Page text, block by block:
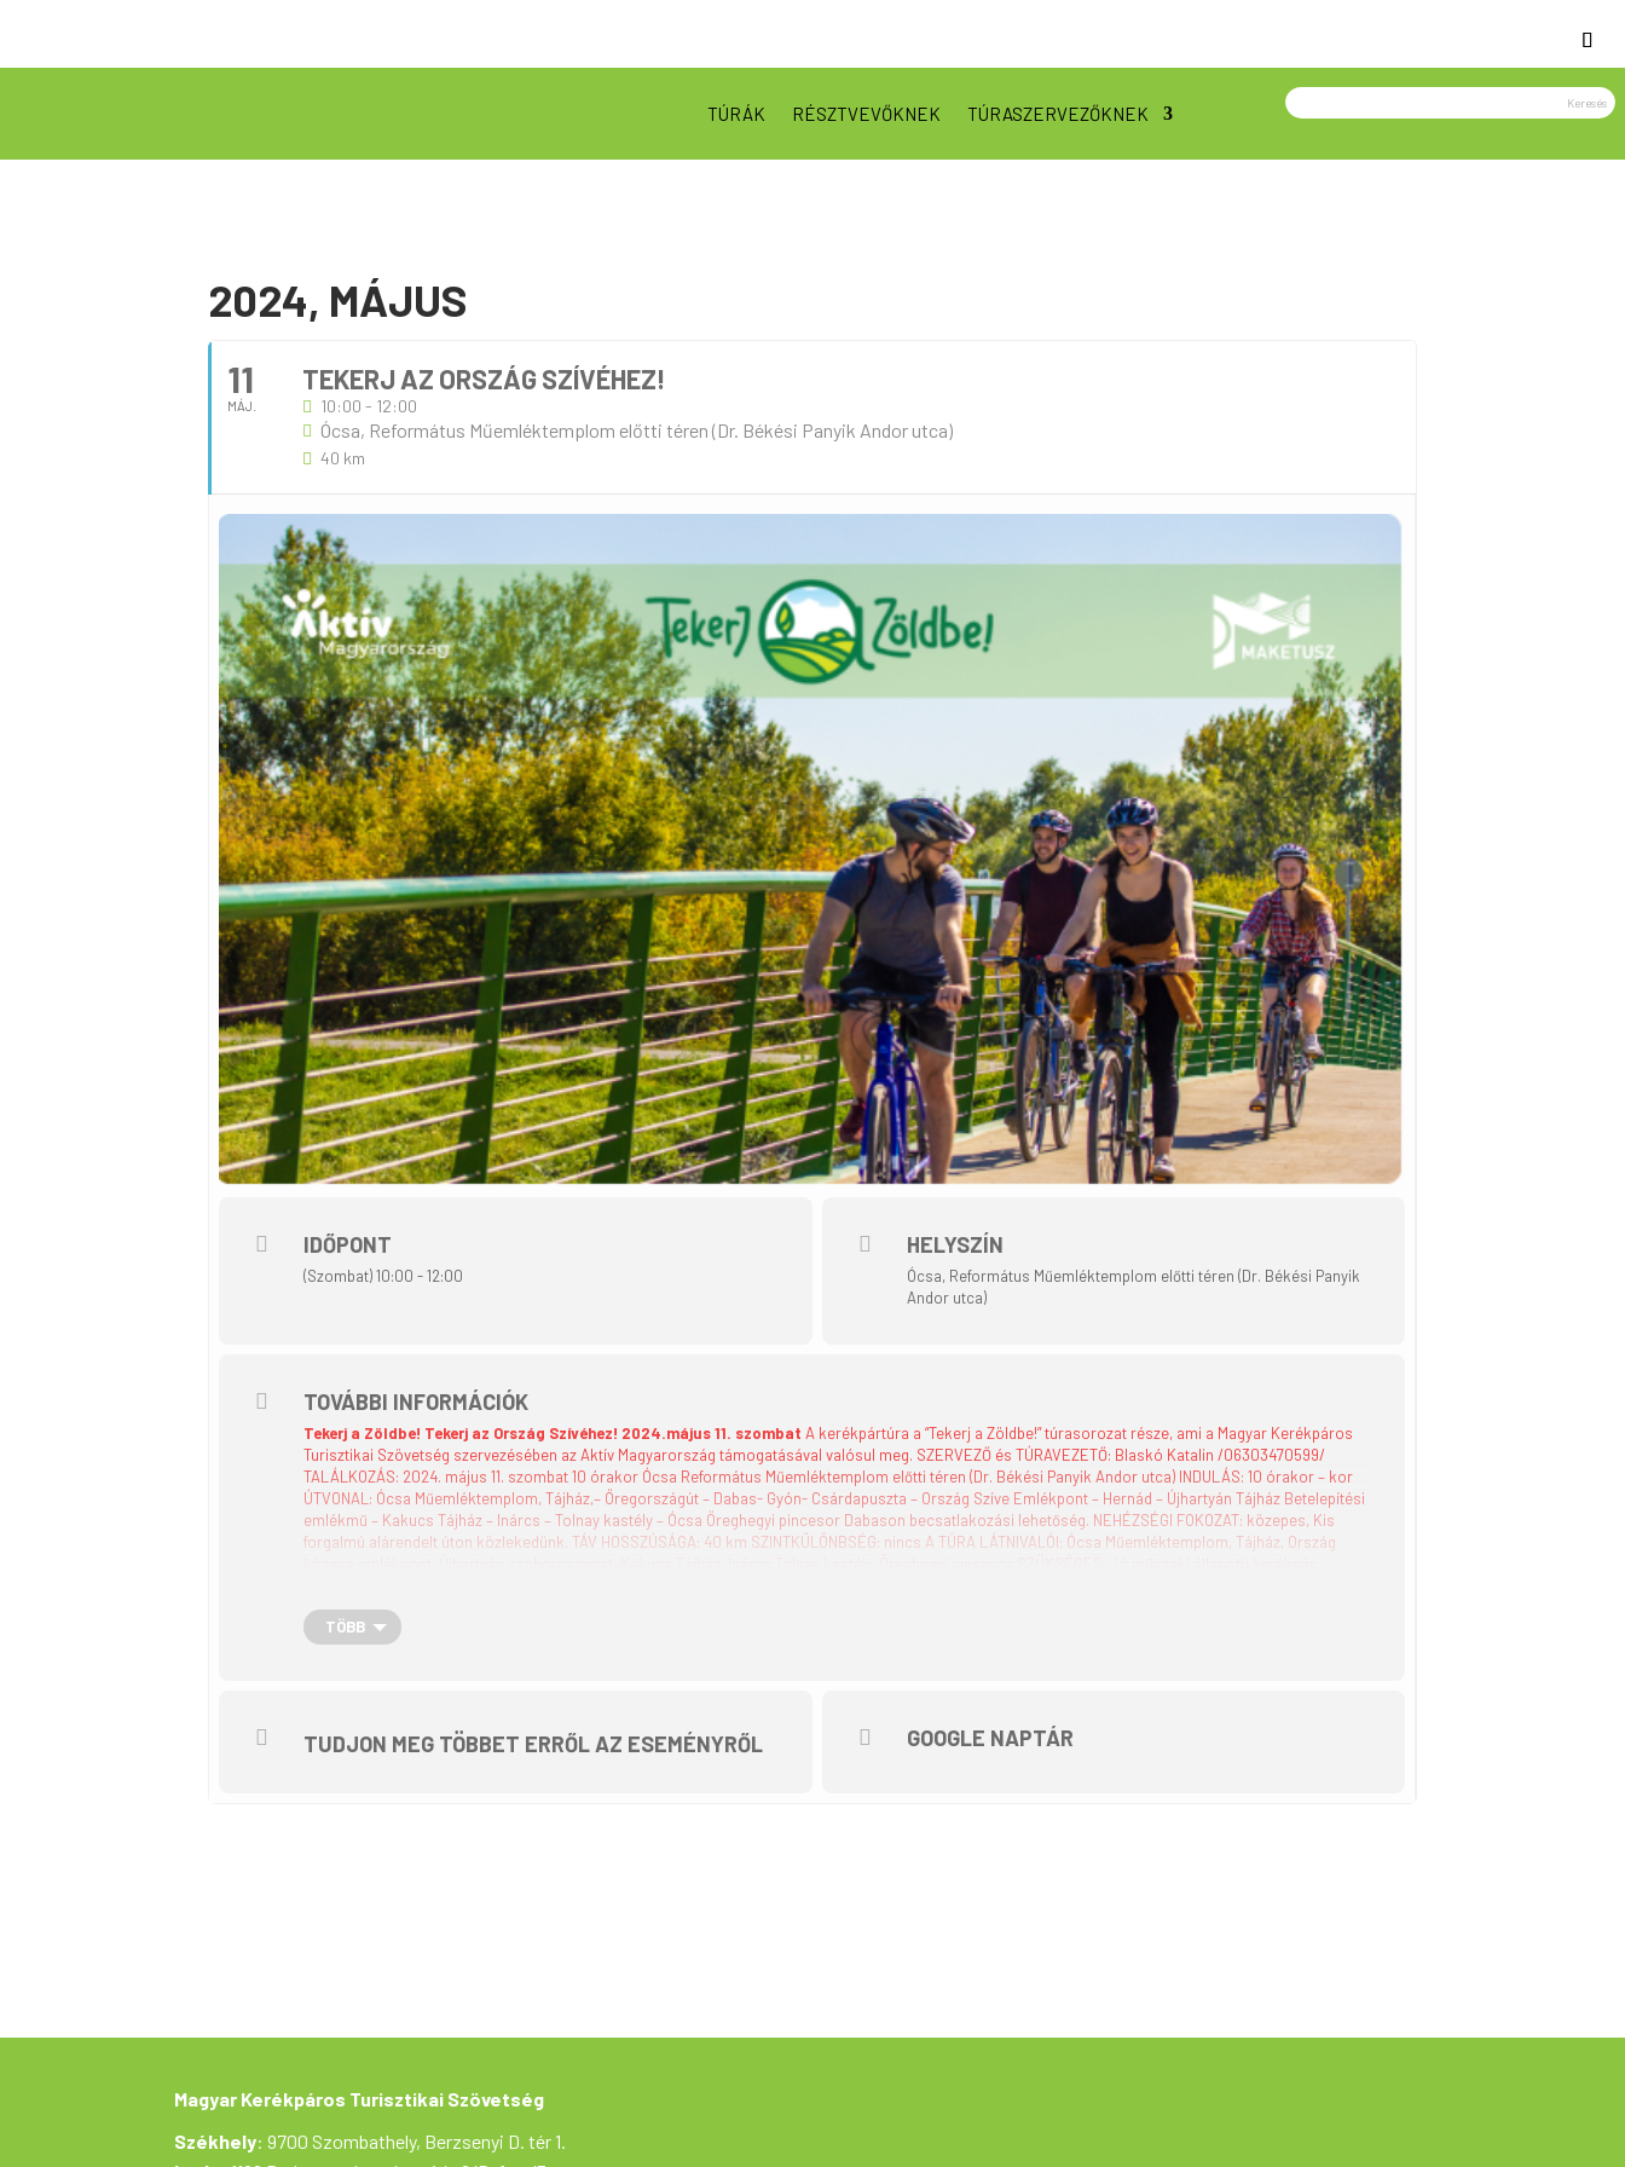
TÚRÁK RÉSZTVEVŐKNEK TÚRASZERVEZŐKNEK
2024, MÁJUS
11
MÁJ.
TEKERJ AZ ORSZÁG SZÍVÉHEZ!
10:00 - 12:00
Ócsa, Református Műemléktemplom előtti téren (Dr. Békési Panyik Andor utca)
40 km
IDŐPONT
(Szombat) 10:00 - 12:00
HELYSZÍN
Ócsa, Református Műemléktemplom előtti téren (Dr. Békési Panyik
Andor utca)
TOVÁBBI INFORMÁCIÓK
Tekerj a Zöldbe! Tekerj az Ország Szívéhez! 2024.május 11. szombat A kerékpártúra a “Tekerj a Zöldbe!” túrasorozat része, ami a Magyar Kerékpáros
Turisztikai Szövetség szervezésében az Aktív Magyarország támogatásával valósul meg. SZERVEZŐ és TÚRAVEZETŐ: Blaskó Katalin /06303470599/
TALÁLKOZÁS: 2024. május 11. szombat 10 órakor Ócsa Református Műemléktemplom előtti téren (Dr. Békési Panyik Andor utca) INDULÁS: 10 órakor – kor
ÚTVONAL: Ócsa Műemléktemplom, Tájház,– Öregországút – Dabas- Gyón- Csárdapuszta – Ország Szíve Emlékpont – Hernád – Újhartyán Tájház Betelepítési
emlékmű – Kakucs Tájház – Inárcs – Tolnay kastély – Ócsa Öreghegyi pincesor Dabason becsatlakozási lehetőség. NEHÉZSÉGI FOKOZAT: közepes, Kis
forgalmú alárendelt úton közlekedünk. TÁV HOSSZÚSÁGA: 40 km SZINTKÜLÖNBSÉG: nincs A TÚRA LÁTNIVALÓI: Ócsa Műemléktemplom, Tájház, Ország
TÖBB
TUDJON MEG TÖBBET ERRŐL AZ ESEMÉNYRŐL GOOGLE NAPTÁR
Magyar Kerékpáros Turisztikai Szövetség
Székhely: 9700 Szombathely, Berzsenyi D. tér 1.